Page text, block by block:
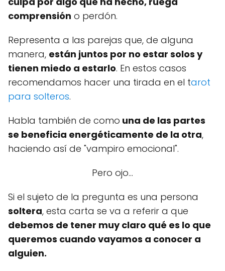
comprensión o perdón.
Representa a las parejas que, de alguna
manera, están juntos por no estar solos y
tienen miedo a estarlo. En estos casos
recomendamos hacer una tirada en el tarot
para solteros.
Habla también de como una de las partes
se beneficia energéticamente de la otra,
haciendo así de "vampiro emocional".
Pero ojo...
Si el sujeto de la pregunta es una persona
soltera, esta carta se va a referir a que
debemos de tener muy claro qué es lo que
queremos cuando vayamos a conocer a
alguien.